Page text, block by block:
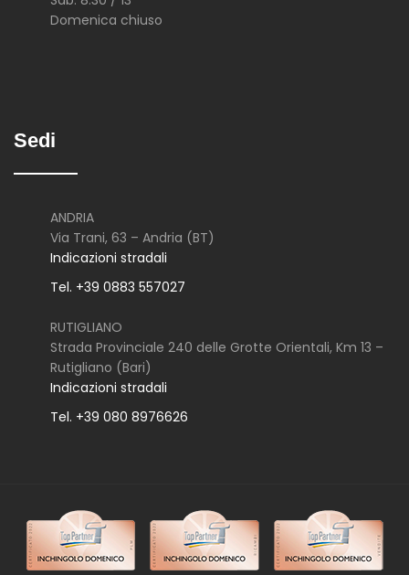
Domenica chiuso
Sedi
ANDRIA
Via Trani, 63 – Andria (BT)
Indicazioni stradali
Tel. +39 0883 557027
RUTIGLIANO
Strada Provinciale 240 delle Grotte Orientali, Km 13 –
Rutigliano (Bari)
Indicazioni stradali
Tel. +39 080 8976626